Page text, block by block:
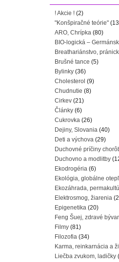
! Akcie ! (2)
"Konšpiračné teórie"
ARO, Chrípka (80)
BIO-logická –
Breathariánstvo,
Brušné tance (5)
Bylinky (36)
Cholesterol (9)
Chudnutie (8)
Cirkev (21)
Články (6)
Cukrovka (26)
Dejiny, Slovania (40)
Deti a výchova (29)
Duchovné príčiny
Duchovno a modlitby
Ekodrogéria (6)
Ekológia, globálne
Ekozáhrada,
Elektrosmog, žiarenia
Epigenetika (20)
Feng Šuej, zdravé
Filmy (81)
Filozofia (34)
Karma, reinkarnácia a
Liečba zvukom, ladičky